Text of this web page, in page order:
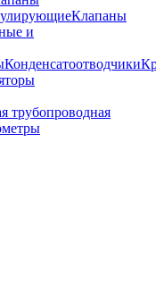
Клапаны
и
Конденсатоотводчики
трубопроводная